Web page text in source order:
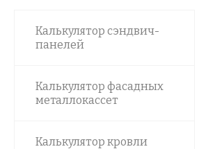
Калькулятор сэндвич-
панелей
Калькулятор фасадных
металлокассет
Калькулятор кровли